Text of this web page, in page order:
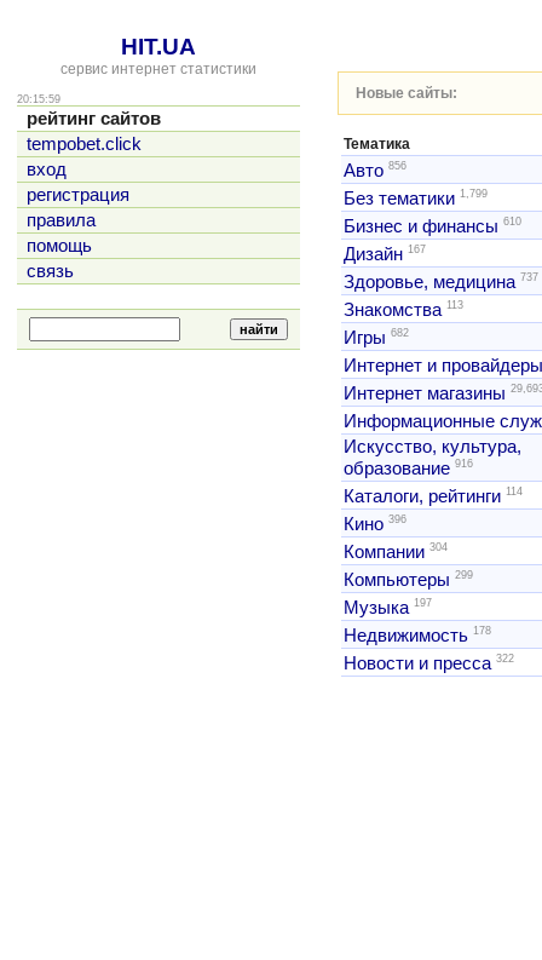
HIT.UA
сервис интернет статистики
20:15:59
рейтинг сайтов
tempobet.click
вход
регистрация
правила
помощь
связь
Новые сайты:
Тематика
Авто 856
Без тематики 1,799
Бизнес и финансы 610
Дизайн 167
Здоровье, медицина 737
Знакомства 113
Игры 682
Интернет и провайдеры
Интернет магазины
Информационные
Искусство, культура,
образование 916
Каталоги, рейтинги 114
Кино 396
Компании 304
Компьютеры 299
Музыка 197
Недвижимость 178
Новости и пресса 322